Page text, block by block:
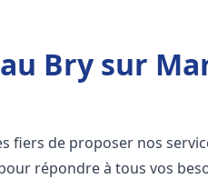
Bry sur
fiers de proposer nos
répondre à tous vos